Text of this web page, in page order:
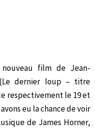
film de Jean-
dernier loup – titre
respectivement le 19 et
eu la chance de voir
de James Horner,